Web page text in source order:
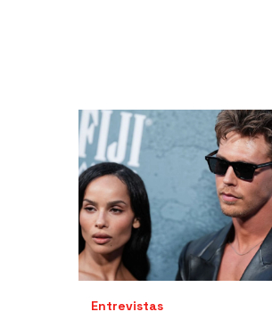
Entrevistas